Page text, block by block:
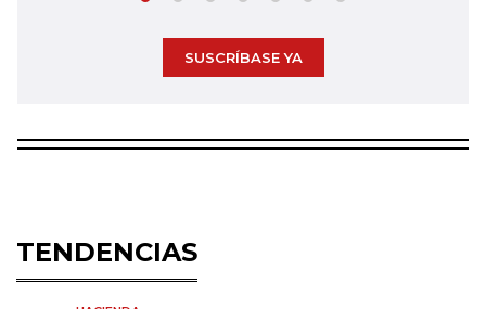
SUSCRÍBASE YA
TENDENCIAS